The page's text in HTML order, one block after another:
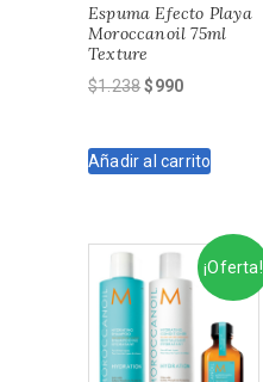
Espuma Efecto Playa
Moroccanoil 75ml
Texture
$1.238El
era:
$990El
es:
Añadir al carrito
¡Oferta!